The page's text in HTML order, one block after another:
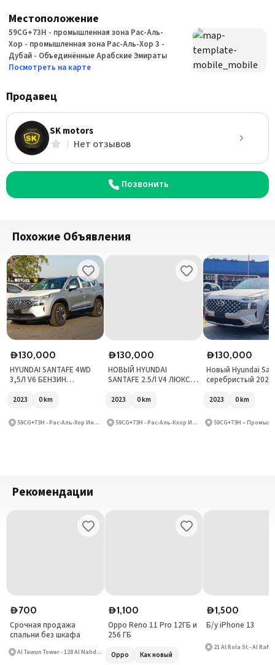
Местоположение
59CG+73H - промышленная зона Рас-Аль-
Хор - промышленная зона Рас-Аль-Хор 3 -
Дубай - Объединённые Арабские Эмираты
Посмотреть на карте
Продавец
SK motors
Нет отзывов
Позвонить
Похожие Объявления
D130,000
HYUNDAI SANTAFE 4WD
3,5Л V6 БЕНЗИН
2023 0km
59CG+73H - Рас-Аль-Хор Индастриал Эрия - Рас-Аль-Хор Индастриал Эрия 3 - Дубай - Объединённые Арабские Эмираты
D130,000
НОВЫЙ HYUNDAI
SANTAFE 2.5Л V4 ЛЮКС
2023 0km
59CG+73H - Рас-Аль-Кхор Индастриал Эрия - Рас-Аль-Кхор Индастриал Эрия 3 - Дубай - Объединённые Арабские Эмираты
D130,000
Новый Hyundai
серебристый 2023
2023 0km
Рекомендации
D700
Срочная продажа
спальни без шкафа
Al Tawun Tower - 128 Al Nahda St - Hay Al Nahda
D1,100
Oppo Reno 11 Pro 12ГБ и
256 ГБ
Oppo Как новый
D1,500
Б/у iPhone 13
21 Al Rola St - Al Raffa